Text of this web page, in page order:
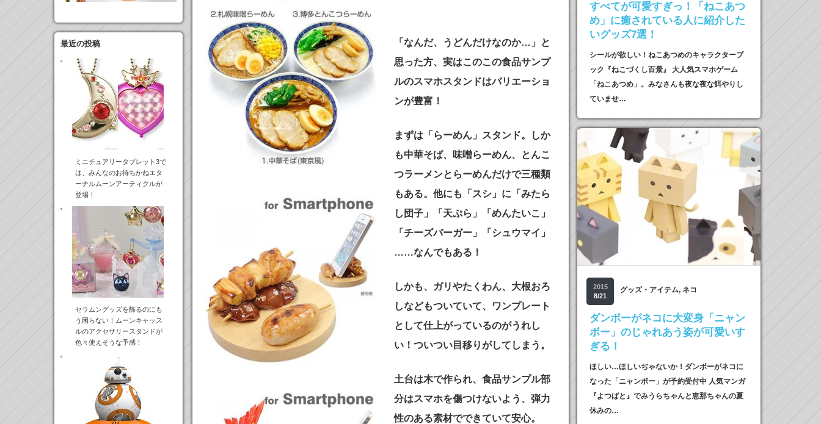
最近の投稿
ミニチュアリータブレット3で
は、みんなのお待ちかねエタ
ーナルムーンアーティクルが
登場！
セラムングッズを飾るのにも
う困らない！ムーンキャッス
ルのアクセサリースタンドが
色々使えそうな予感！
「なんだ、うどんだけなのか…」と
思った方、実はこのこの食品サンプ
ルのスマホスタンドはバリエーショ
ンが豊富！
まずは「らーめん」スタンド。しか
も中華そば、味噌らーめん、とんこ
つラーメンとらーめんだけで三種類
もある。他にも「スシ」に「みたら
し団子」「天ぷら」「めんたいこ」
「チーズバーガー」「シュウマイ」
……なんでもある！
しかも、ガリやたくわん、大根おろ
しなどもついていて、ワンプレート
として仕上がっているのがうれし
い！ついつい目移りがしてしまう。
土台は木で作られ、食品サンプル部
分はスマホを傷つけないよう、弾力
性のある素材でできていて安心。
すべてが可愛すぎっ！「ねこあつ
め」に癒されている人に紹介した
いグッズ7選！
シールが欲しい！ねこあつめのキャラクターブ
ック『ねこづくし百景』 大人気スマホゲーム
「ねこあつめ」。みなさんも夜な夜な餌やりし
ていませ…
2015
8/21
グッズ・アイテム, ネコ
ダンボーがネコに大変身「ニャン
ボー」のじゃれあう姿が可愛いす
ぎる！
ほしい…ほしいぢゃないか！ダンボーがネコに
なった「ニャンボー」が予約受付中 人気マンガ
『よつばと』でみうらちゃんと恵那ちゃんの夏
休みの…